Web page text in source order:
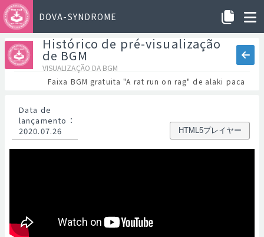
DOVA-SYNDROME
Histórico de pré-visualização
de BGM
VISUALIZAÇÃO DA BGM
Faixa BGM gratuita "A rat run on rag" de alaki paca
Data de
lançamento ：
2020.07.26
HTML5プレイヤー